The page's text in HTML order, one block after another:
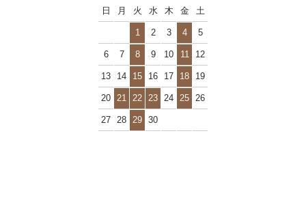
日 月 火 水 木 金 土
1 2 3 4 5
6 7 8 9 10 11 12
13 14 15 16 17 18 19
20 21 22 23 24 25 26
27 28 29 30